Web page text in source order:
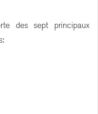
des sept principaux